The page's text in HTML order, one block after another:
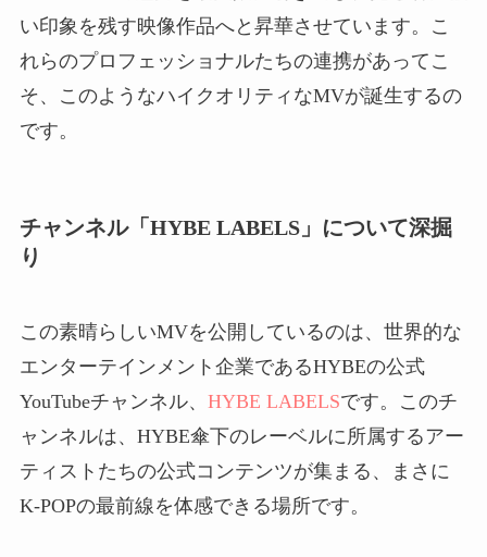
い印象を残す映像作品へと昇華させています。こ
れらのプロフェッショナルたちの連携があってこ
そ、このようなハイクオリティなMVが誕生するの
です。
チャンネル「HYBE LABELS」について深掘
り
この素晴らしいMVを公開しているのは、世界的な
エンターテインメント企業であるHYBEの公式
YouTubeチャンネル、 HYBE LABELSです。このチ
ャンネルは、HYBE傘下のレーベルに所属するアー
ティストたちの公式コンテンツが集まる、まさに
K-POPの最前線を体感できる場所です。